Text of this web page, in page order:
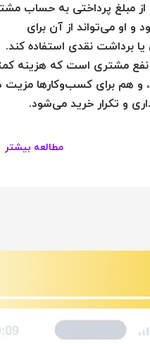
مبلغ پرداختی به حساب
و او می‌تواند از آن برای
برداشت نقدی استفاده کند.
مشتری است که هزینه
و هم برای کسب‌وکارها مزیت
و تکرار خرید می‌شود.
مطالعه بیشتر